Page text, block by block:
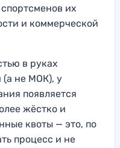
их
и коммерческой
в руках
не МОК), у
появляется
жёстко и
квоты — это, по
процесс и не